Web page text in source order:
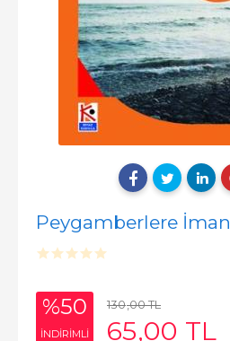
Peygamberlere İman
%50
INDIRIMLI
130,00TL
65,00 TL